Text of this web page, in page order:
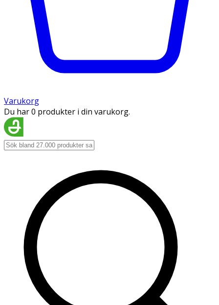
Varukorg
Du har 0 produkter i din varukorg.